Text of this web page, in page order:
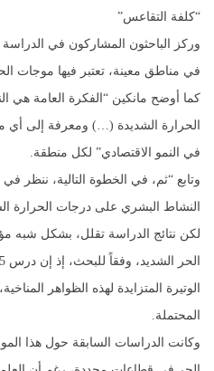
“كلفة التقاعس”
في مناطق معينة، تعتبر فيها موجات
كما أوضح مانكين “الفكرة العامة هي
الحرارة الشديدة (…) ومعرفة إلى أي
في النمو الاقتصادي” لكل منطقة.
وتابع “ثم، في الخطوة التالية، ننظر
النشاط البشري على درجات الحرارة
لكن نتائج الدراسة تقلل، بشكل شبه
الوتيرة المتزايدة لهذه الظواهر
المحتملة.
وكانت الدراسات السابقة حول هذا